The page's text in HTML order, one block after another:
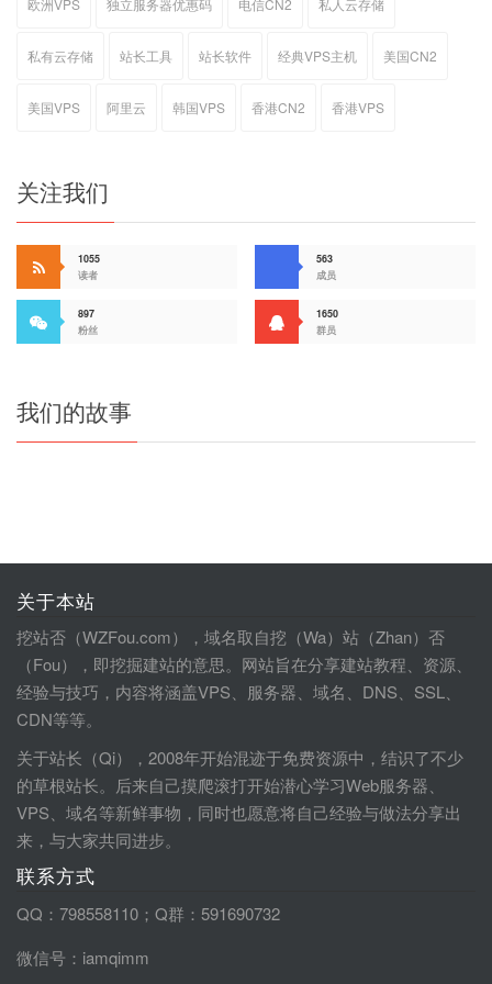
欧洲VPS 独立服务器优惠码 电信CN2 私人云存储
私有云存储 站长工具 站长软件 经典VPS主机 美国CN2
美国VPS 阿里云 韩国VPS 香港CN2 香港VPS
关注我们
1055
读者
563
成员
897
粉丝
1650
群员
我们的故事
关于本站
挖站否（WZFou.com），域名取自挖（Wa）站（Zhan）否
（Fou），即挖掘建站的意思。网站旨在分享建站教程、资源、
经验与技巧，内容将涵盖VPS、服务器、域名、DNS、SSL、
CDN等等。
关于站长（Qi），2008年开始混迹于免费资源中，结识了不少
的草根站长。后来自己摸爬滚打开始潜心学习Web服务器、
VPS、域名等新鲜事物，同时也愿意将自己经验与做法分享出
来，与大家共同进步。
联系方式
QQ：798558110；Q群：591690732
微信号：iamqimm